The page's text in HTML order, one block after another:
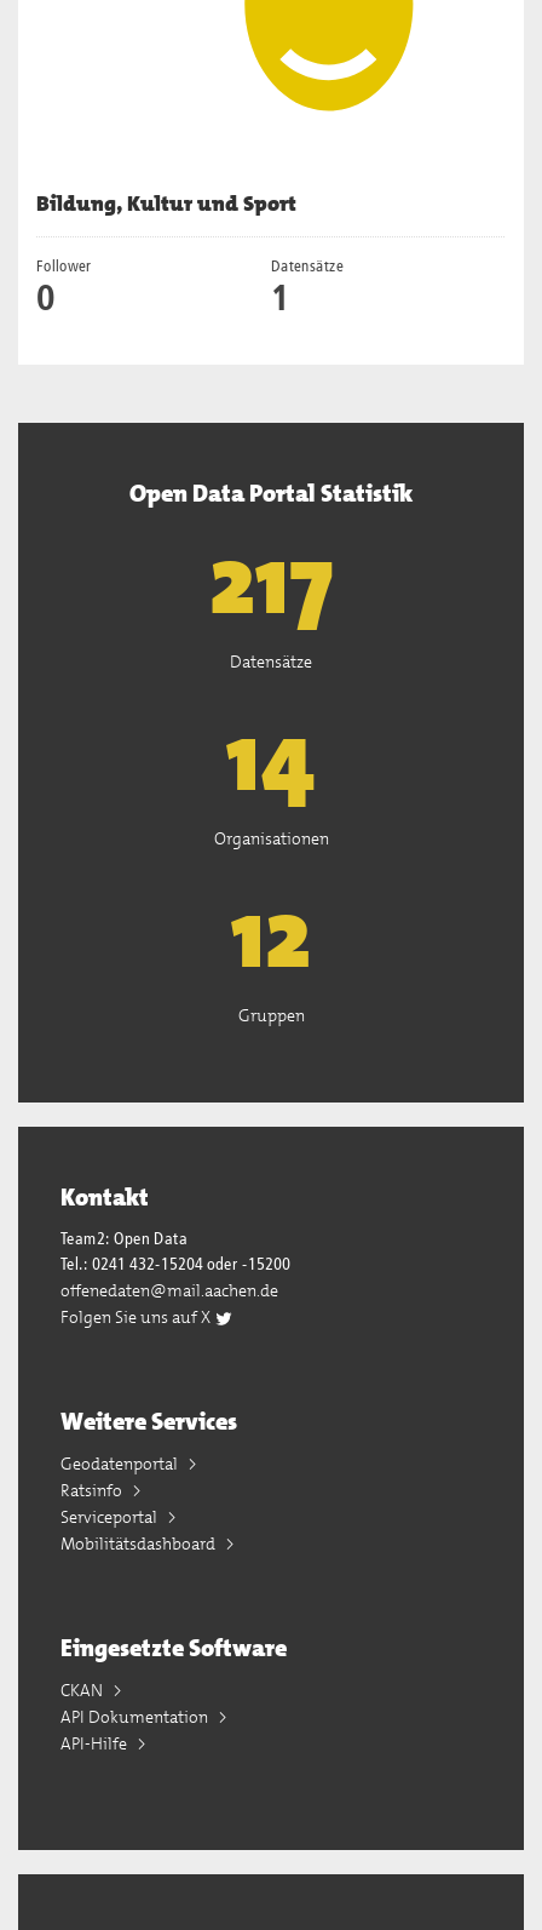
Bildung, Kultur und Sport
Follower
0
Datensätze
1
Open Data Portal Statistik
220
Datensätze
15
Organisationen
13
Gruppen
Kontakt
Team2: Open Data
Tel.: 0241 432-15204 oder -15200
offenedaten@mail.aachen.de
Folgen Sie uns auf X
Weitere Services
Geodatenportal
Ratsinfo
Serviceportal
Mobilitätsdashboard
Eingesetzte Software
CKAN
API Dokumentation
API-Hilfe